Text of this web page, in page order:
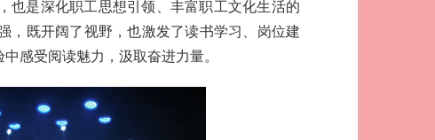
也是深化职工思想引领、丰富职工文化生活的
，既开阔了视野，也激发了读书学习、岗位建
感受阅读魅力，汲取奋进力量。